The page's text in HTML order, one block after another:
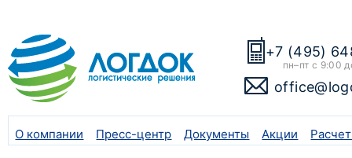
+7 (495)
пн–пт с 9:00
О компании Пресс-центр Документы Акции